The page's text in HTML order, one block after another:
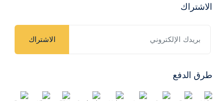
الاشتراك
الاشتراك
طرق الدفع